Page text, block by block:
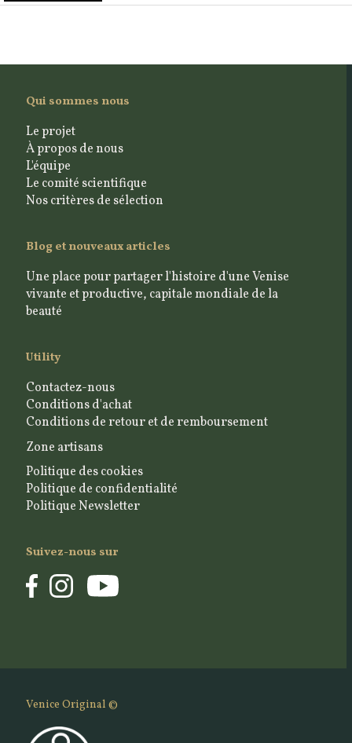
Qui sommes nous
Le projet
À propos de nous
L'équipe
Le comité scientifique
Nos critères de sélection
Blog et nouveaux articles
Une place pour partager l'histoire d'une Venise
vivante et productive, capitale mondiale de la
beauté
Utility
Contactez-nous
Conditions d'achat
Conditions de retour et de remboursement
Zone artisans
Politique des cookies
Politique de confidentialité
Politique Newsletter
Suivez-nous sur
Venice Original ©